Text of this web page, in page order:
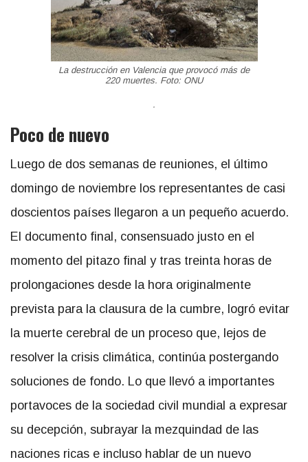
La destrucción en Valencia que provocó más de
220 muertes. Foto: ONU
.
Poco de nuevo
Luego de dos semanas de reuniones, el último
domingo de noviembre los representantes de casi
doscientos países llegaron a un pequeño acuerdo.
El documento final, consensuado justo en el
momento del pitazo final y tras treinta horas de
prolongaciones desde la hora originalmente
prevista para la clausura de la cumbre, logró evitar
la muerte cerebral de un proceso que, lejos de
resolver la crisis climática, continúa postergando
soluciones de fondo. Lo que llevó a importantes
portavoces de la sociedad civil mundial a expresar
su decepción, subrayar la mezquindad de las
naciones ricas e incluso hablar de un nuevo